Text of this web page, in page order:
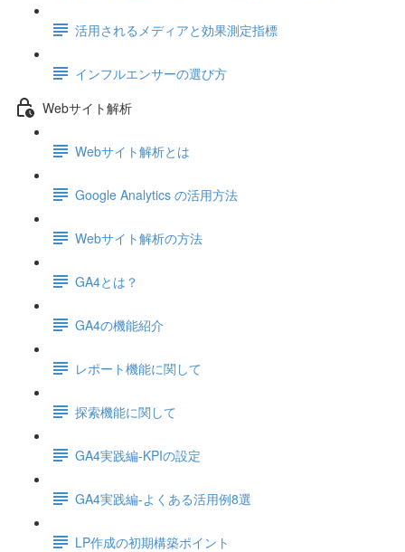
活用されるメディアと効果測定指標
インフルエンサーの選び方
Webサイト解析
Webサイト解析とは
Google Analytics の活用方法
Webサイト解析の方法
GA4とは？
GA4の機能紹介
レポート機能に関して
探索機能に関して
GA4実践編-KPIの設定
GA4実践編-よくある活用例8選
LP作成の初期構築ポイント